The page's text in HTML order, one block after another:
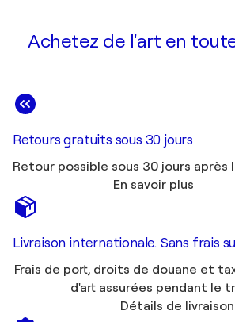
Achetez de l'art en
Retours gratuits sous 30 jours
Retour possible sous 30 jours après
En savoir plus
Livraison internationale. Sans frais
Frais de port, droits de douane et
d'art assurées pendant le
Détails de livraison